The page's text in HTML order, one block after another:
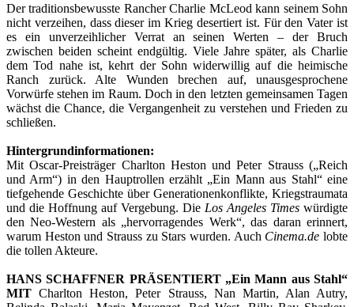
Der traditionsbewusste Rancher Charlie McLeod kann seinem Sohn
nicht verzeihen, dass dieser im Krieg desertiert ist. Für den Vater ist
es ein unverzeihlicher Verrat an seinen Werten – der Bruch
zwischen beiden scheint endgültig. Viele Jahre später, als Charlie
dem Tod nahe ist, kehrt der Sohn widerwillig auf die heimische
Ranch zurück. Alte Wunden brechen auf, unausgesprochene
Vorwürfe stehen im Raum. Doch in den letzten gemeinsamen Tagen
wächst die Chance, die Vergangenheit zu verstehen und Frieden zu
schließen.
Hintergrundinformationen:
Mit Oscar-Preisträger Charlton Heston und Peter Strauss („Reich
und Arm“) in den Hauptrollen erzählt „Ein Mann aus Stahl“ eine
tiefgehende Geschichte über Generationenkonflikte, Kriegstraumata
und die Hoffnung auf Vergebung. Die Los Angeles Times würdigte
den Neo-Western als „hervorragendes Werk“, das daran erinnert,
warum Heston und Strauss zu Stars wurden. Auch Cinema.de lobte
die tollen Akteure.
HANS SCHAFFNER PRÄSENTIERT „Ein Mann aus Stahl“
MIT Charlton Heston, Peter Strauss, Nan Martin, Alan Autry,